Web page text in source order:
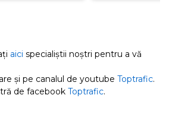
aici specialiștii noștri pentru a vă
și pe canalul de youtube Toptrafic.
de facebook Toptrafic.